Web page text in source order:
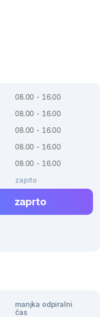
08.00 - 16.00
08.00 - 16.00
08.00 - 16.00
08.00 - 16.00
08.00 - 16.00
zaprto
zaprto
manjka odpiralni
čas